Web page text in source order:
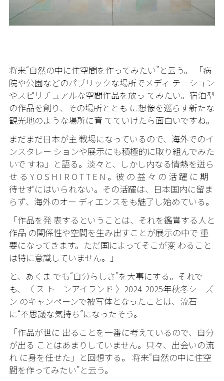
将来“自然の中に住空間を作ってみたい”と云う。 「病
院や公園などのパブリックな場所でメディ テーション
やスピリチュアルな空間作品を放っ てみたい。宿泊型
の作品を創り、その場所ととも に想像を巡らす新たな
観光地のような場所に育 てていけたら面白いですね。
まだまだ日本が主 戦場になっているので、海外でのイ
ンスタレー ションや展示にも積極的に取り組んでみた
いで すね」と語る。淡々と、しかし内なる情熱を迸ら
せ る Y O S H I R O T T E N 。彼 の 益 々 の 活 躍 に 期
待せずにはいられない。 その活躍は、日本国内に留ま
らず、海外のオー ディエンスをも魅了し始めている。
「作品を発 表するということは、それを鑑賞する人と
作品 の関係性や空間を生み出すことが展示の中で 重
要になってきます。ただ国によってそこが変 わること
は特に意識していません。」
と、あくま でも“自分らしさ”を大事にする。それで
も、〈 ス トーンアイランド 〉 2024-2025年秋冬シーズ
ン のキャンペーンで被写体となったことは、流石
に“不思議な気持ち”になったそう。
「作品が世に 出ることを一番に考えているので、自分
が出る ことはあまりしていません。只々、出会いの流
れ に身を任せた」と回想する。 将来“自然の中に住空
間を作ってみたい”と云う。